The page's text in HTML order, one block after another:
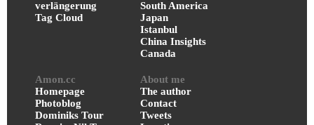
verlängerung
Tag Cloud
South America
Japan
Istanbul
China Insights
Canada
Amon.cc
Homepage
Photoblog
Dominiks Tour
About me
The author
Contact
Tweets